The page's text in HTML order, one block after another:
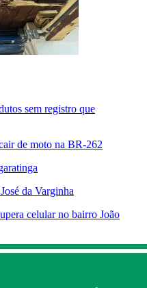
sem registro que
de moto na BR-262
da Varginha
celular no bairro João